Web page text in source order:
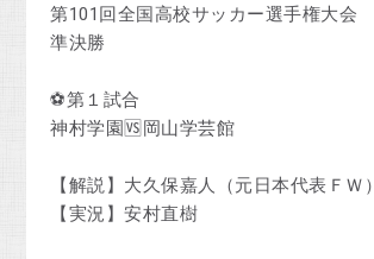
第101回全国高校サッカー選手権大会
準決勝
⚽第１試合
神村学園🆚岡山学芸館
【解説】大久保嘉人（元日本代表ＦＷ）
【実況】安村直樹